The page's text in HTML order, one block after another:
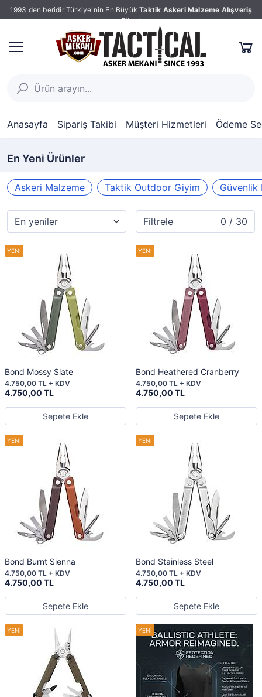
1993 den beridir Türkiye'nin En Büyük Taktik Askeri Malzeme Alışveriş
Sitesi
Anasayfa Sipariş Takibi Müşteri Hizmetleri Ödeme
En Yeni Ürünler
Askeri Malzeme Taktik Outdoor Giyim Güvenlik
Filtrele 0 / 30
Bond Mossy Slate
4.750,00 TL
4.750,00 TL + KDV
Sepete Ekle
Bond Heathered Cranberry
4.750,00 TL
4.750,00 TL + KDV
Sepete Ekle
Bond Burnt Sienna
4.750,00 TL
4.750,00 TL + KDV
Sepete Ekle
Bond Stainless Steel
4.750,00 TL
4.750,00 TL + KDV
Sepete Ekle